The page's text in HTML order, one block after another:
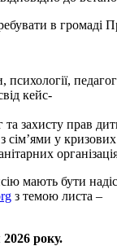
в громаді
психології,
кейс-
та захисту прав
сім’ями у
мають бути
з темою листа –
року.